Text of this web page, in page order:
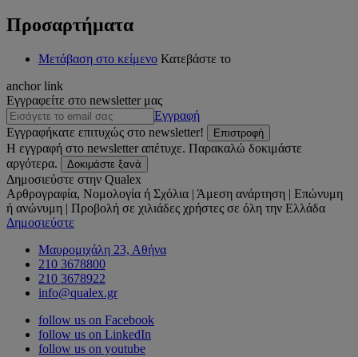
Προσαρτήματα
Μετάβαση στο κείμενο Κατεβάστε το
anchor link
Εγγραφείτε στο newsletter μας
Εγγραφή
Εγγραφήκατε επιτυχώς στο newsletter!
Επιστροφή
Η εγγραφή στο newsletter απέτυχε. Παρακαλώ δοκιμάστε
αργότερα.
Δοκιμάστε ξανά
Δημοσιεύστε στην Qualex
Αρθρογραφία, Νομολογία ή Σχόλια | Άμεση ανάρτηση | Επώνυμη
ή ανώνυμη | Προβολή σε χιλιάδες χρήστες σε όλη την Ελλάδα
Δημοσιεύστε
Μαυρομιχάλη 23, Αθήνα
210 3678800
210 3678922
info@qualex.gr
follow us on Facebook
follow us on LinkedIn
follow us on youtube